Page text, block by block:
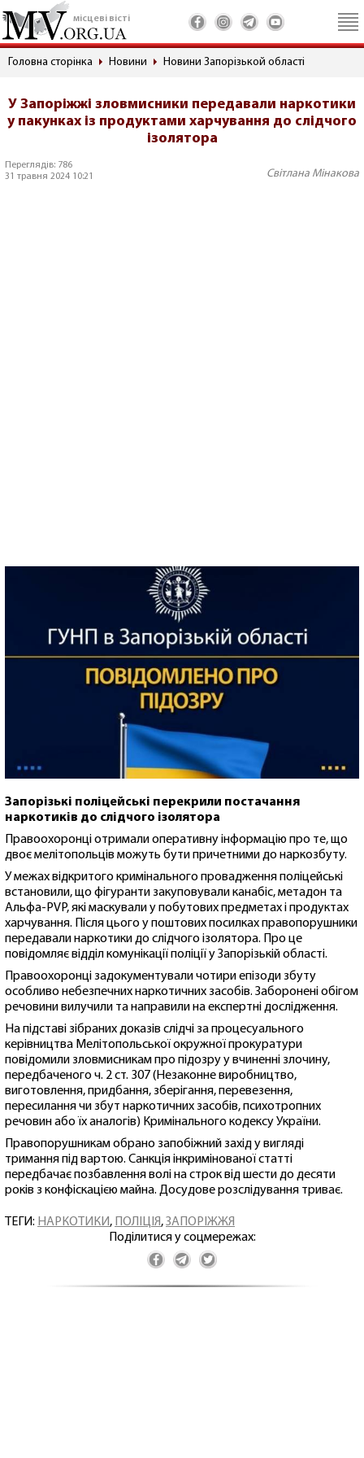
місцеві вісті
Головна сторінка Новини Новини Запорізькой області
У Запоріжжі зловмисники передавали наркотики
у пакунках із продуктами харчування до слідчого
ізолятора
Переглядів: 786
31 травня 2024 10:21
Світлана Мінакова
Запорізькі поліцейські перекрили постачання
наркотиків до слідчого ізолятора
Правоохоронці отримали оперативну інформацію про те, що
двоє мелітопольців можуть бути причетними до наркозбуту.
У межах відкритого кримінального провадження поліцейські
встановили, що фігуранти закуповували канабіс, метадон та
Альфа-PVP, які маскували у побутових предметах і продуктах
харчування. Після цього у поштових посилках правопорушники
передавали наркотики до слідчого ізолятора. Про це
повідомляє відділ комунікації поліції у Запорізькій області.
Правоохоронці задокументували чотири епізоди збуту
особливо небезпечних наркотичних засобів. Заборонені обігом
речовини вилучили та направили на експертні дослідження.
На підставі зібраних доказів слідчі за процесуального
керівництва Мелітопольської окружної прокуратури
повідомили зловмисникам про підозру у вчиненні злочину,
передбаченого ч. 2 ст. 307 (Незаконне виробництво,
виготовлення, придбання, зберігання, перевезення,
пересилання чи збут наркотичних засобів, психотропних
речовин або їх аналогів) Кримінального кодексу України.
Правопорушникам обрано запобіжний захід у вигляді
тримання під вартою. Санкція інкримінованої статті
передбачає позбавлення волі на строк від шести до десяти
років з конфіскацією майна. Досудове розслідування триває.
ТЕГИ: НАРКОТИКИ, ПОЛІЦІЯ,ЗАПОРІЖЖЯ
Поділитися у соцмережах: